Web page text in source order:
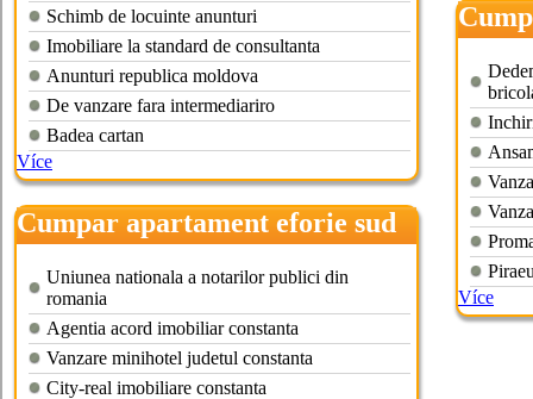
Schimb de locuinte anunturi
Imobiliare la standard de consultanta
Anunturi republica moldova
De vanzare fara intermediariro
Badea cartan
Více
Cumpar apartament eforie sud
Uniunea nationala a notarilor publici din
romania
Agentia acord imobiliar constanta
Vanzare minihotel judetul constanta
City-real imobiliare constanta
Více